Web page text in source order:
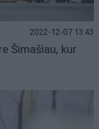
2022-12-07 13:43
Šimašiau, kur